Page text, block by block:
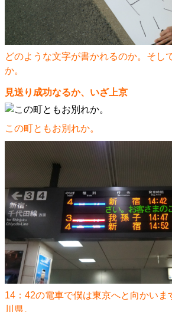
どのような文字が書かれるのか。そし
か。
見送り成功なるか、いざ上京
この町ともお別れか。
14：42の電車で僕は東京へと向かいま
川県。